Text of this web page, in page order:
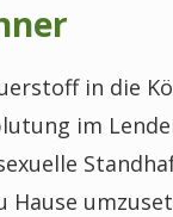
in die
im